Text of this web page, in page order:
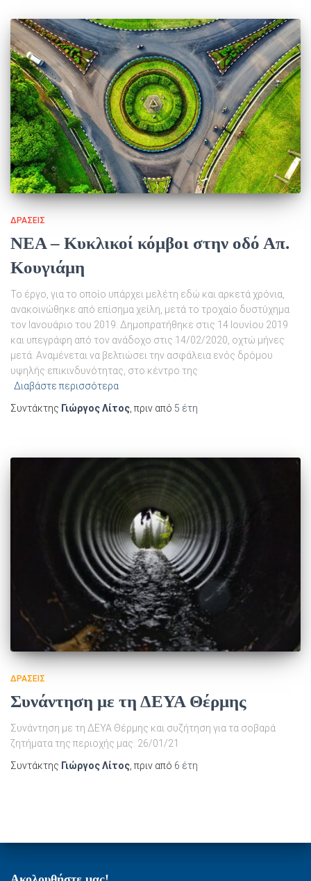
ΔΡΆΣΕΙΣ
NEA – Κυκλικοί κόμβοι στην οδό Απ.
Κουγιάμη
Το έργο, για το οποίο υπάρχει μελέτη εδώ και αρκετά χρόνια,
ανακοινώθηκε από επίσημα χείλη, μετά το τροχαίο δυστύχημα
τον Ιανουάριο του 2019. Δημοπρατήθηκε στις 14 Ιουνίου 2019
και υπεγράφη από τον ανάδοχο στις 14/02/2020, οχτώ μήνες
μετά. Αναμένεται να βελτιώσει την ασφάλεια ενός δρόμου
υψηλής επικινδυνότητας, στο κέντρο της
Διαβάστε περισσότερα
Συντάκτης Γιώργος Λίτος , πριν από 5 έτη
ΔΡΆΣΕΙΣ
Συνάντηση με τη ΔΕΥΑ Θέρμης
Συνάντηση με τη ΔΕΥΑ Θέρμης και συζήτηση για τα σοβαρά
ζητήματα της περιοχής μας. 26/01/21
Συντάκτης Γιώργος Λίτος , πριν από 6 έτη